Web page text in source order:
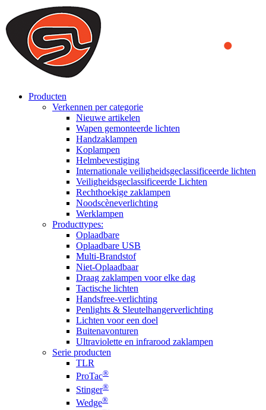
We use cookies to ensure that we provide you the best experience
on our website. By continuing to browse this website, you accept
that cookies are used to help us analyze how the website is used and
to offer you a better experience. To learn more or to find out how
you can disable cookies, you can access our
Producten
Verkennen per categorie
Nieuwe artikelen
Wapen gemonteerde lichten
Handzaklampen
Koplampen
Helmbevestiging
Internationale veiligheidsgeclassificeerde lichten
Veiligheidsgeclassificeerde Lichten
Rechthoekige zaklampen
Noodscèneverlichting
Werklampen
Producttypes:
Oplaadbare
Oplaadbare USB
Multi-Brandstof
Niet-Oplaadbaar
Draag zaklampen voor elke dag
Tactische lichten
Handsfree-verlichting
Penlights & Sleutelhangerverlichting
Lichten voor een doel
Buitenavonturen
Ultraviolette en infrarood zaklampen
Serie producten
TLR
ProTac®
Stinger®
Wedge®